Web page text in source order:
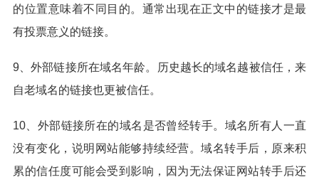
的位置意味着不同目的。通常出现在正文中的链接才是最
有投票意义的链接。
9、外部链接所在域名年龄。历史越长的域名越被信任，来
自老域名的链接也更被信任。
10、外部链接所在的域名是否曾经转手。域名所有人一直
没有变化，说明网站能够持续经营。域名转手后，原来积
累的信任度可能会受到影响，因为无法保证网站转手后还